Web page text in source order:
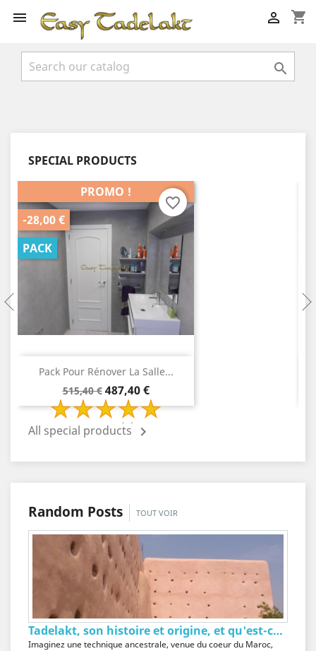
 shopping_cart


SPECIAL PRODUCTS
Pack Pour Rénover La Salle...
Prix
de
base
515,40 € Prix
487,40 €
2 Review(s)
PROMO !
-28,00 €
PACK
favorite_border
All special products 
Random Posts TOUT VOIR
Tadelakt, son histoire et origine, et qu'est-ce...
Imaginez une technique ancestrale, venue du coeur du Maroc,